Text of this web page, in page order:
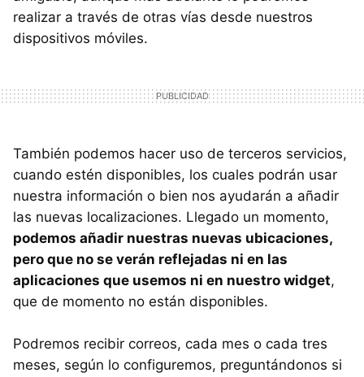
realizar a través de otras vías desde nuestros
dispositivos móviles.
También podemos hacer uso de terceros servicios,
cuando estén disponibles, los cuales podrán usar
nuestra información o bien nos ayudarán a añadir
las nuevas localizaciones. Llegado un momento,
podemos añadir nuestras nuevas ubicaciones,
pero que no se verán reflejadas ni en las
aplicaciones que usemos ni en nuestro widget,
que de momento no están disponibles.
Podremos recibir correos, cada mes o cada tres
meses, según lo configuremos, preguntándonos si